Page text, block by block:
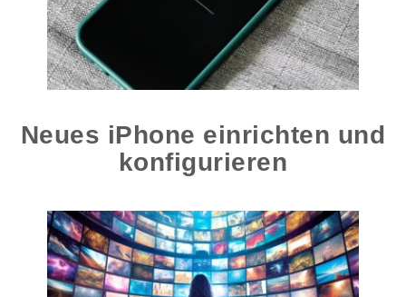
Neues iPhone einrichten und
konfigurieren